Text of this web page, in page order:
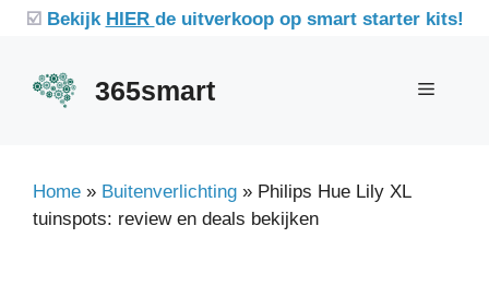
inhoud
☑️ Bekijk HIER de uitverkoop op smart starter kits!
365smart Menu
Home » Buitenverlichting » Philips Hue Lily XL
tuinspots: review en deals bekijken